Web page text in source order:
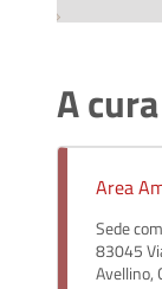
A
Area
Sede
83045
Avellino,